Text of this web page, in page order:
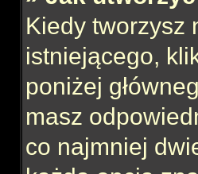
Kiedy tworzysz
istniejącego,
poniżej
masz
co najmniej